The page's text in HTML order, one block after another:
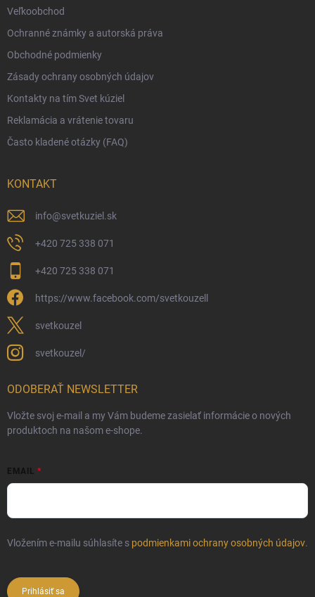
Vernostný program
Veľkoobchod
Ekologické balenie objednávok
Obchodné podmienky
Zásady ochrany osobných údajov
Veľkoobchod
Ochranné známky a autorská práva
Obchodné podmienky
Zásady ochrany osobných údajov
Kontakty na tím Svet kúziel
Reklamácia a vrátenie tovaru
Často kladené otázky (FAQ)
KONTAKT
info@svetkuziel.sk
+420 725 338 071
+420 725 338 071
https://www.facebook.com/svetkouzell
svetkouzel
svetkouzel/
ODOBERAŤ NEWSLETTER
Vložte svoj e-mail a my Vám budeme zasielať informácie o nových
produktoch na našom e-shope.
EMAIL
Vložením e-mailu súhlasíte s podmienkami ochrany osobných údajov.
Prihlásiť sa